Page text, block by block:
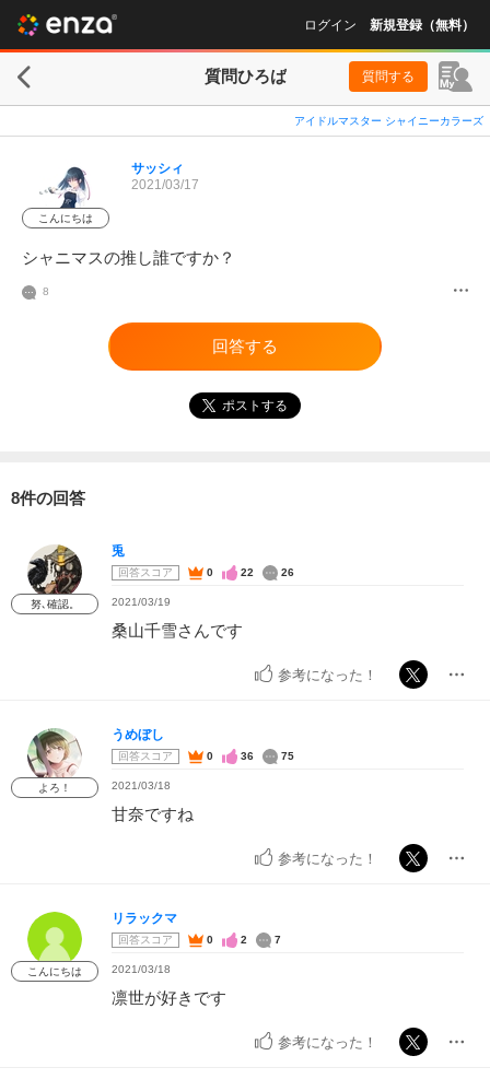
ログイン 新規登録（無料）
質問ひろば 質問する
アイドルマスター シャイニーカラーズ
こんにちは
サッシィ
2021/03/17
シャニマスの推し誰ですか？
8
回答する
ポストする
8件の回答
努､確認。
兎
回答スコア 0 22 26
2021/03/19
桑山千雪さんです
参考になった！
よろ！
うめぼし
回答スコア 0 36 75
2021/03/18
甘奈ですね
参考になった！
こんにちは
リラックマ
回答スコア 0 2 7
2021/03/18
凛世が好きです
参考になった！